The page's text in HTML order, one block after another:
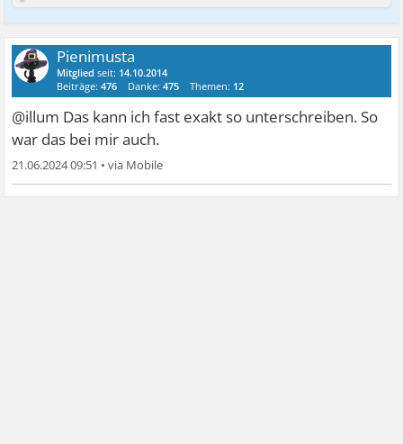
Pienimusta
Mitglied seit: 14.10.2014
Beiträge:476 Danke:475 Themen: 12
@illum Das kann ich fast exakt so unterschreiben. So
war das bei mir auch.
21.06.2024 09:51 •